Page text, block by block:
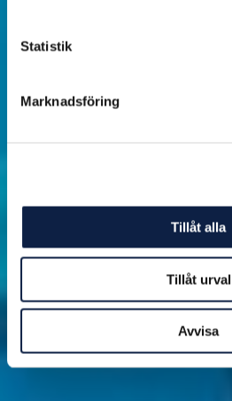
Statistik
Marknadsföring
Tillåt alla
Tillåt urval
Avvisa